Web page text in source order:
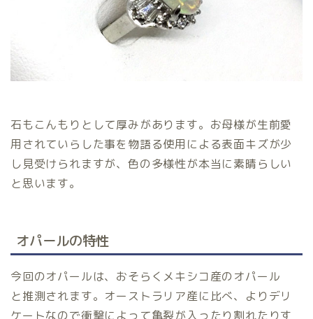
石もこんもりとして厚みがあります。お母様が生前愛
用されていらした事を物語る使用による表面キズが少
し見受けられますが、色の多様性が本当に素晴らしい
と思います。
オパールの特性
今回のオパールは、おそらくメキシコ産のオパール
と推測されます。オーストラリア産に比べ、よりデリ
ケートなので衝撃によって亀裂が入ったり割れたりす